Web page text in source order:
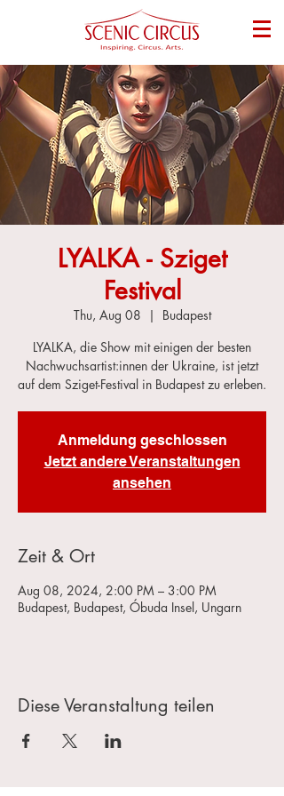
LYALKA - Sziget
Festival
Thu, Aug 08
  |
Budapest
LYALKA, die Show mit einigen der besten
Nachwuchsartist:innen der Ukraine, ist jetzt
auf dem Sziget-Festival in Budapest zu erleben.
Anmeldung geschlossen
Jetzt andere Veranstaltungen
ansehen
Zeit & Ort
Aug 08, 2024, 2:00 PM – 3:00 PM
Budapest, Budapest, Óbuda Insel, Ungarn
Diese Veranstaltung teilen